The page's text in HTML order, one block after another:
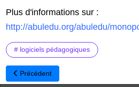
Plus d'informations sur :
http://abuledu.org/abuledu/
# logiciels pédagogiques
Article précédent : C.a.R. : Géométrie
Précédent